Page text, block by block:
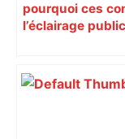
pourquoi ces
l’éclairage